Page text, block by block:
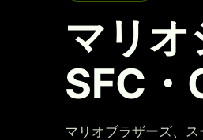
マリオ
SFC・
マリオブラザーズ、